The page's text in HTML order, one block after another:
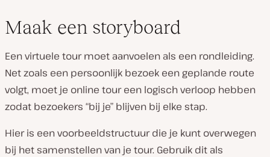
Maak een storyboard
Een virtuele tour moet aanvoelen als een rondleiding.
Net zoals een persoonlijk bezoek een geplande route
volgt, moet je online tour een logisch verloop hebben
zodat bezoekers “bij je” blijven bij elke stap.
Hier is een voorbeeldstructuur die je kunt overwegen
bij het samenstellen van je tour. Gebruik dit als